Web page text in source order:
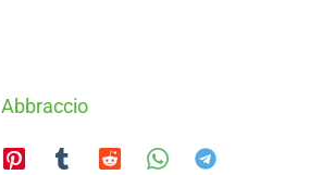
Abbraccio